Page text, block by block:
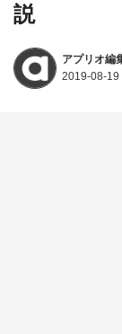
説
アプリオ編
2019-08-19